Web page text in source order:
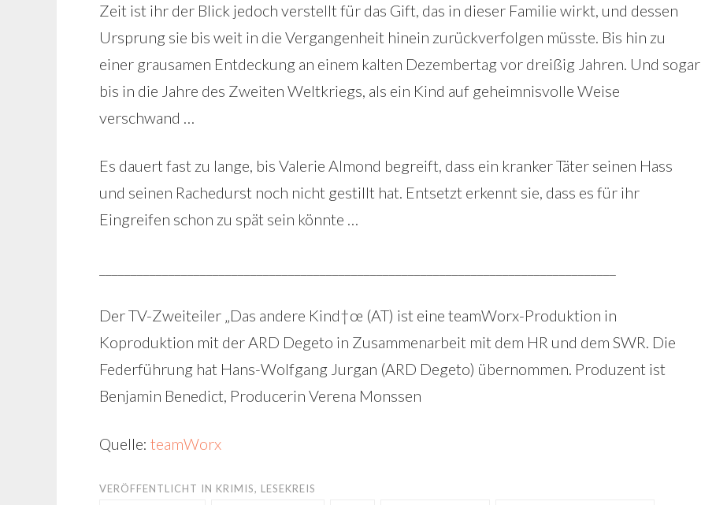
Zeit ist ihr der Blick jedoch verstellt für das Gift, das in dieser Familie wirkt, und dessen
Ursprung sie bis weit in die Vergangenheit hinein zurückverfolgen müsste. Bis hin zu
einer grausamen Entdeckung an einem kalten Dezembertag vor dreißig Jahren. Und sogar
bis in die Jahre des Zweiten Weltkriegs, als ein Kind auf geheimnisvolle Weise
verschwand …
Es dauert fast zu lange, bis Valerie Almond begreift, dass ein kranker Täter seinen Hass
und seinen Rachedurst noch nicht gestillt hat. Entsetzt erkennt sie, dass es für ihr
Eingreifen schon zu spät sein könnte …
Der TV-Zweiteiler „Das andere Kind†œ (AT) ist eine teamWorx-Produktion in
Koproduktion mit der ARD Degeto in Zusammenarbeit mit dem HR und dem SWR. Die
Federführung hat Hans-Wolfgang Jurgan (ARD Degeto) übernommen. Produzent ist
Benjamin Benedict, Producerin Verena Monssen
Quelle: teamWorx
VERÖFFENTLICHT IN KRIMIS, LESEKREIS